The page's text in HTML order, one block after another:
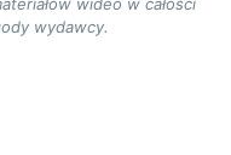
wydawcy.